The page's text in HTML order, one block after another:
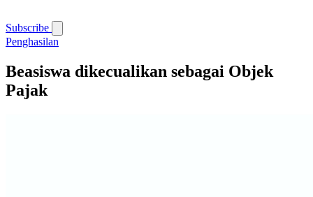
Subscribe
Penghasilan
Beasiswa dikecualikan sebagai Objek
Pajak